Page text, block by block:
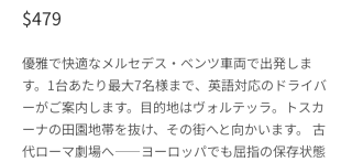
$479
優雅で快適なメルセデス・ベンツ車両で出発しま
す。1台あたり最大7名様まで、英語対応のドライバ
ーがご案内します。目的地はヴォルテッラ。トスカ
ーナの田園地帯を抜け、その街へと向かいます。 古
代ローマ劇場へ——ヨーロッパでも屈指の保存状態